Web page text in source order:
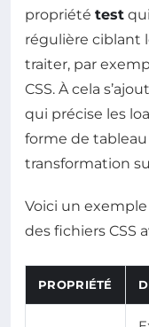
propriété test
régulière ciblant
traiter, par
CSS. À cela
qui précise les
forme de
transformation
Voici un
des fichiers CSS
PROPRIÉTÉ